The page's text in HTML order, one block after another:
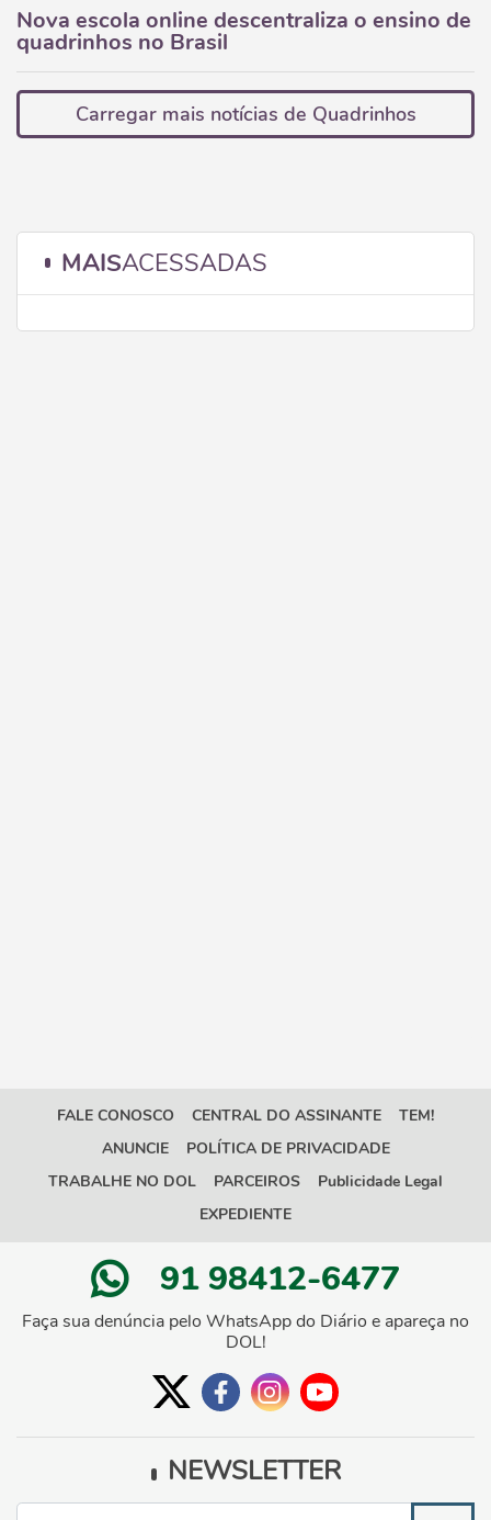
Nova escola online descentraliza o ensino de
quadrinhos no Brasil
Carregar mais notícias de Quadrinhos
MAISACESSADAS
FALE CONOSCO CENTRAL DO ASSINANTE
TEM!
ANUNCIE
POLÍTICA DE PRIVACIDADE
TRABALHE NO DOL
PARCEIROS
Publicidade Legal
EXPEDIENTE
91 98412-6477
Faça sua denúncia pelo WhatsApp do Diário e apareça no
DOL!
NEWSLETTER